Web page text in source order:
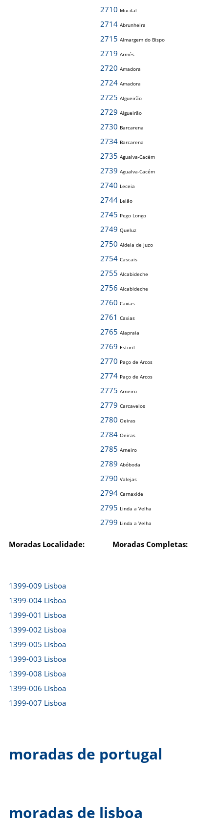
2710 Mucifal
2714 Abrunheira
2715 Almargem do Bispo
2719 Armés
2720 Amadora
2724 Amadora
2725 Algueirão
2729 Algueirão
2730 Barcarena
2734 Barcarena
2735 Agualva-Cacém
2739 Agualva-Cacém
2740 Leceia
2744 Leião
2745 Pego Longo
2749 Queluz
2750 Aldeia de Juzo
2754 Cascais
2755 Alcabideche
2756 Alcabideche
2760 Caxias
2761 Caxias
2765 Alapraia
2769 Estoril
2770 Paço de Arcos
2774 Paço de Arcos
2775 Arneiro
2779 Carcavelos
2780 Oeiras
2784 Oeiras
2785 Arneiro
2789 Abóboda
2790 Valejas
2794 Carnaxide
2795 Linda a Velha
2799 Linda a Velha
Moradas Localidade: Moradas Completas:
1399-009 Lisboa
1399-004 Lisboa
1399-001 Lisboa
1399-002 Lisboa
1399-005 Lisboa
1399-003 Lisboa
1399-008 Lisboa
1399-006 Lisboa
1399-007 Lisboa
moradas de portugal
moradas de lisboa